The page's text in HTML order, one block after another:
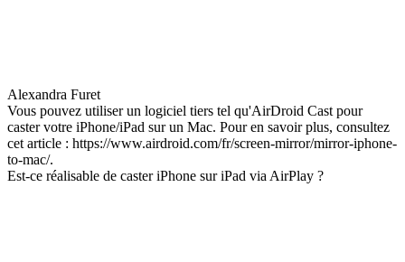
Alexandra Furet
Vous pouvez utiliser un logiciel tiers tel qu'AirDroid Cast pour
caster votre iPhone/iPad sur un Mac. Pour en savoir plus, consultez
cet article : https://www.airdroid.com/fr/screen-mirror/mirror-iphone-
to-mac/.
Est-ce réalisable de caster iPhone sur iPad via AirPlay ?